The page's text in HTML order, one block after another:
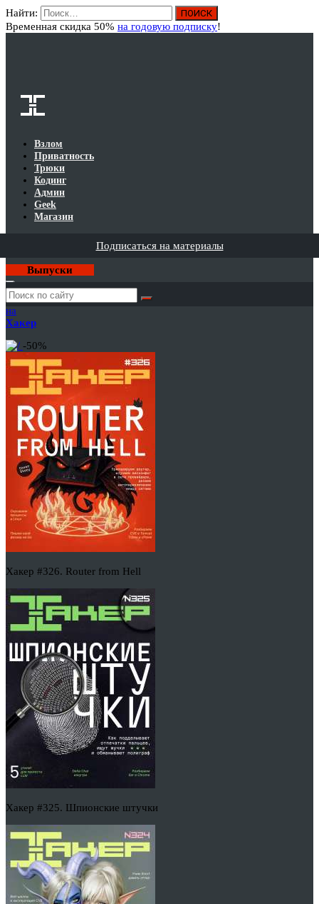
Найти:
Временная скидка 50% на годовую подписку!
Взлом
Приватность
Трюки
Кодинг
Админ
Geek
Магазин
Подписаться на материалы
Выпуски
Годовая
подписка
на
Хакер
-50%
Хакер #326. Router from Hell
Хакер #325. Шпионские штучки